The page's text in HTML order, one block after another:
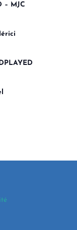
– MJC